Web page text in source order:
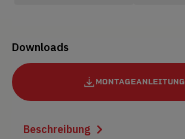
Downloads
MONTAGEANLEITUNG
Beschreibung